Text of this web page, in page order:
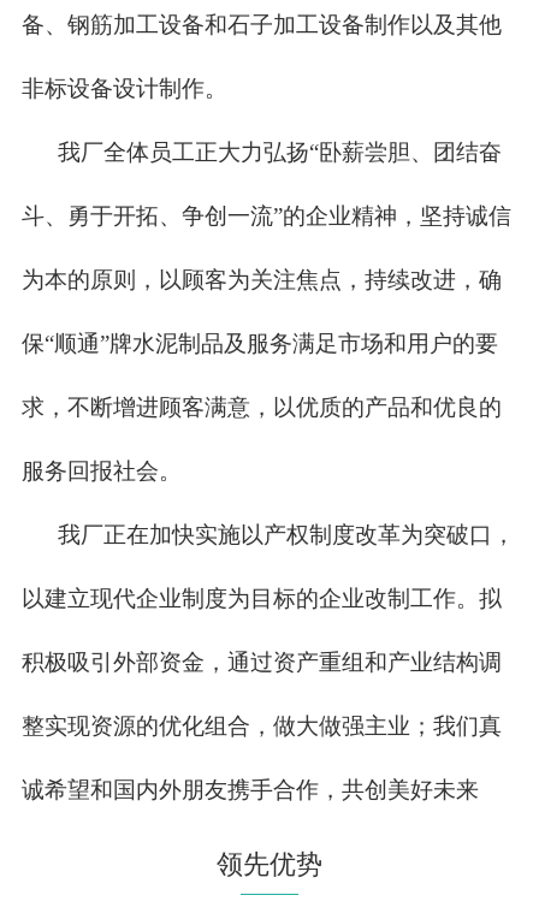
备、钢筋加工设备和石子加工设备制作以及其他
非标设备设计制作。
我厂全体员工正大力弘扬“卧薪尝胆、团结奋
斗、勇于开拓、争创一流”的企业精神，坚持诚信
为本的原则，以顾客为关注焦点，持续改进，确
保“顺通”牌水泥制品及服务满足市场和用户的要
求，不断增进顾客满意，以优质的产品和优良的
服务回报社会。
我厂正在加快实施以产权制度改革为突破口，
以建立现代企业制度为目标的企业改制工作。拟
积极吸引外部资金，通过资产重组和产业结构调
整实现资源的优化组合，做大做强主业；我们真
诚希望和国内外朋友携手合作，共创美好未来
领先优势